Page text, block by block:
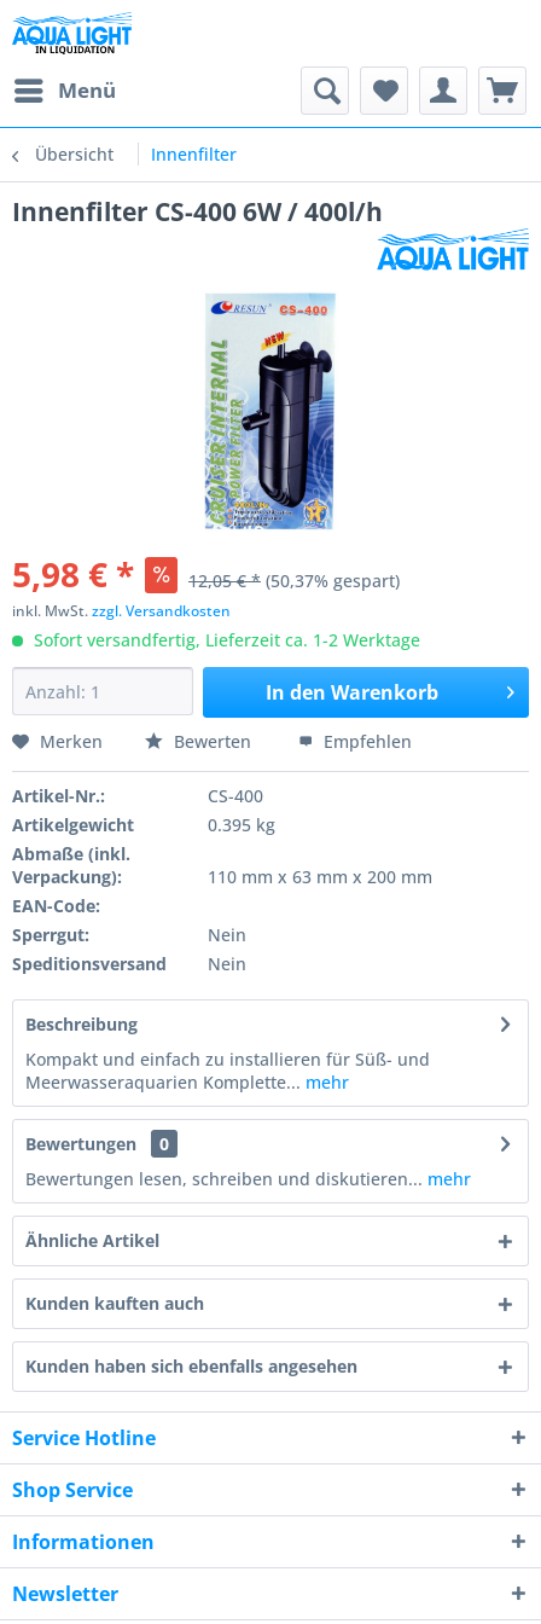
Menü
Übersicht Innenfilter
Innenfilter CS-400 6W / 400l/h
5,98 € * 12,05 € * (50,37% gespart)
inkl. MwSt.zzgl. Versandkosten
Sofort versandfertig, Lieferzeit ca. 1-2 Werktage
In den Warenkorb
Merken Bewerten Empfehlen
Artikel-Nr.:
CS-400
Artikelgewicht
0.395 kg
Abmaße (inkl.
Verpackung):
110 mm x 63 mm x 200 mm
EAN-Code:
Sperrgut:
Nein
Speditionsversand
Nein
Beschreibung
Kompakt und einfach zu installieren für Süß- und
Meerwasseraquarien Komplette... mehr
Bewertungen
0
Bewertungen lesen, schreiben und diskutieren... mehr
Ähnliche Artikel
Kunden kauften auch
Kunden haben sich ebenfalls angesehen
Service Hotline
Shop Service
Informationen
Newsletter